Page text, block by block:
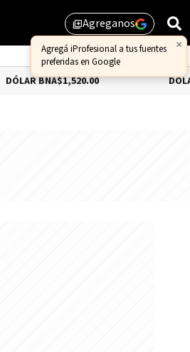
library_addAgreganos
$1,520.00 DÓLAR BLUE-